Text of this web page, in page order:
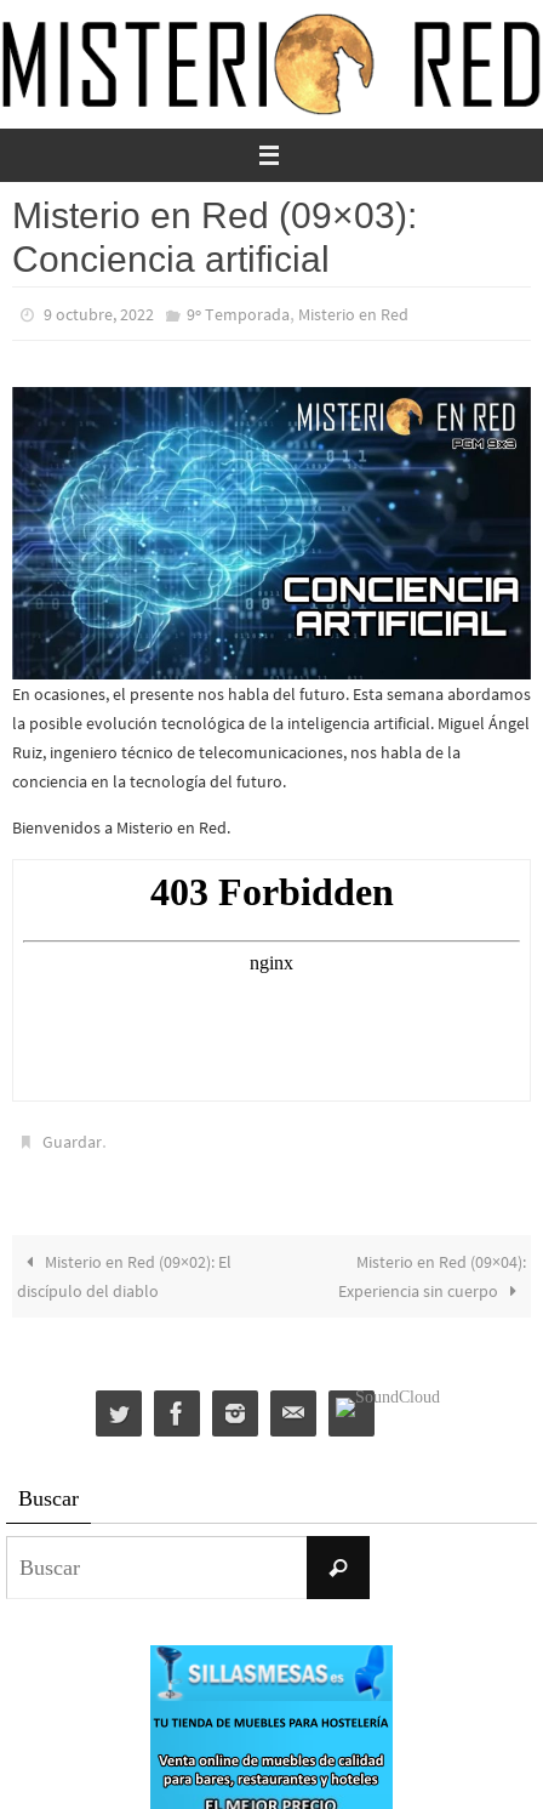
al
contenido
Misterio en Red (09×03):
Conciencia artificial
9 octubre, 2022 9º Temporada, Misterio en Red
En ocasiones, el presente nos habla del futuro. Esta semana abordamos
la posible evolución tecnológica de la inteligencia artificial. Miguel Ángel
Ruiz, ingeniero técnico de telecomunicaciones, nos habla de la
conciencia en la tecnología del futuro.
Bienvenidos a Misterio en Red.
Guardar.
Misterio en Red (09×02): El
discípulo del diablo
Misterio en Red (09×04):
Experiencia sin cuerpo
Buscar
Buscar